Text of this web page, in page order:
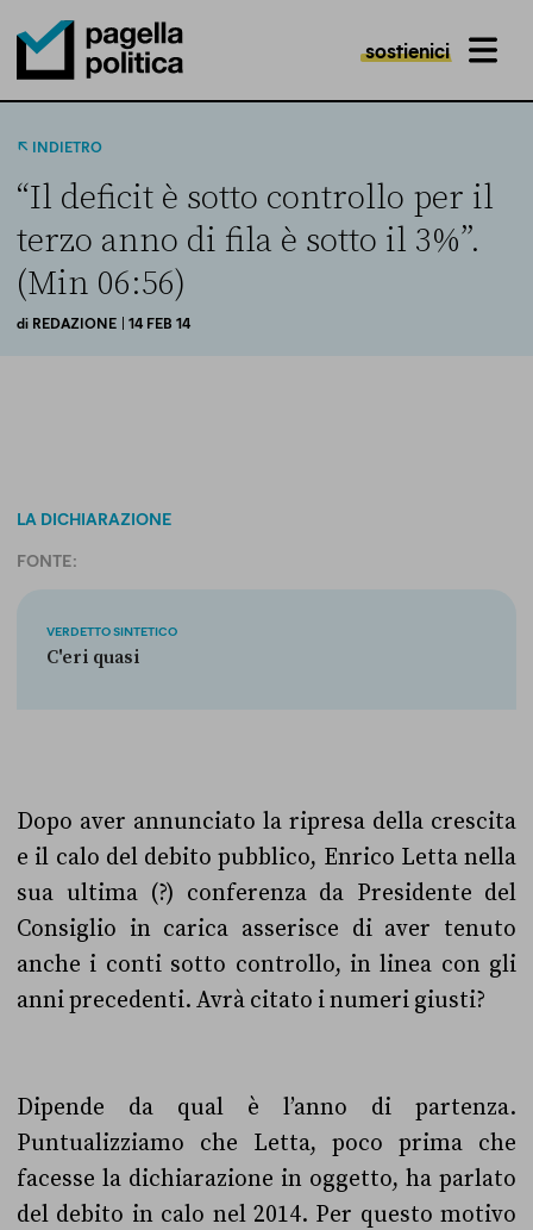
Pagella Politica Logo
sostienici MENU
INDIETRO
“Il deficit è sotto controllo per il
terzo anno di fila è sotto il 3%”.
(Min 06:56)
di REDAZIONE | 14 FEB 14
LA DICHIARAZIONE
FONTE:
VERDETTO SINTETICO
C'eri quasi
Dopo aver annunciato la ripresa della crescita
e il calo del debito pubblico, Enrico Letta nella
sua ultima (?) conferenza da Presidente del
Consiglio in carica asserisce di aver tenuto
anche i conti sotto controllo, in linea con gli
anni precedenti. Avrà citato i numeri giusti?
Dipende da qual è l’anno di partenza.
Puntualizziamo che Letta, poco prima che
facesse la dichiarazione in oggetto, ha parlato
del debito in calo nel 2014. Per questo motivo